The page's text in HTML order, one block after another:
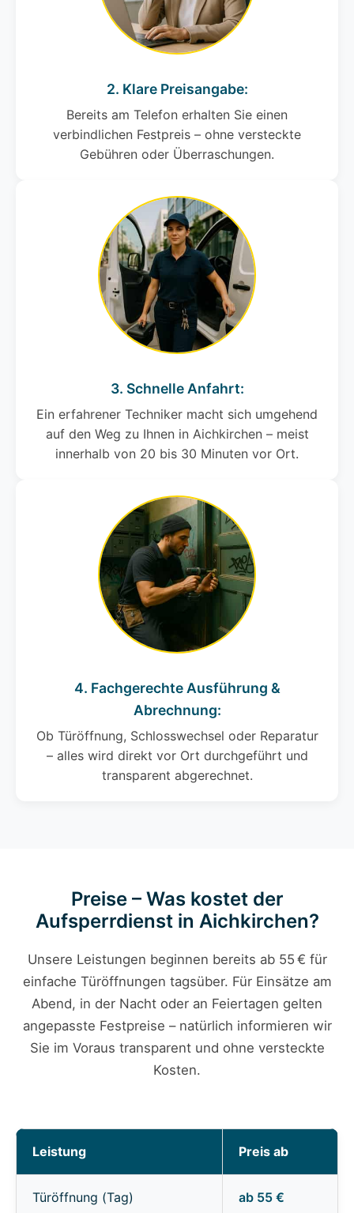
2. Klare Preisangabe:
Bereits am Telefon erhalten Sie einen
verbindlichen Festpreis – ohne versteckte
Gebühren oder Überraschungen.
3. Schnelle Anfahrt:
Ein erfahrener Techniker macht sich umgehend
auf den Weg zu Ihnen in Aichkirchen – meist
innerhalb von 20 bis 30 Minuten vor Ort.
4. Fachgerechte Ausführung &
Abrechnung:
Ob Türöffnung, Schlosswechsel oder Reparatur
– alles wird direkt vor Ort durchgeführt und
transparent abgerechnet.
Preise – Was kostet der
Aufsperrdienst in Aichkirchen?
Unsere Leistungen beginnen bereits ab 55 € für
einfache Türöffnungen tagsüber. Für Einsätze am
Abend, in der Nacht oder an Feiertagen gelten
angepasste Festpreise – natürlich informieren wir
Sie im Voraus transparent und ohne versteckte
Kosten.
Leistung Preis ab
Türöffnung (Tag) ab 55 €